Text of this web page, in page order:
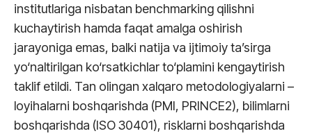
institutlariga nisbatan benchmarking qilishni
kuchaytirish hamda faqat amalga oshirish
jarayoniga emas, balki natija va ijtimoiy ta’sirga
yo‘naltirilgan ko‘rsatkichlar to‘plamini kengaytirish
taklif etildi. Tan olingan xalqaro metodologiyalarni –
loyihalarni boshqarishda (PMI, PRINCE2), bilimlarni
boshqarishda (ISO 30401), risklarni boshqarishda